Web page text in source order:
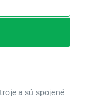
a sú spojené